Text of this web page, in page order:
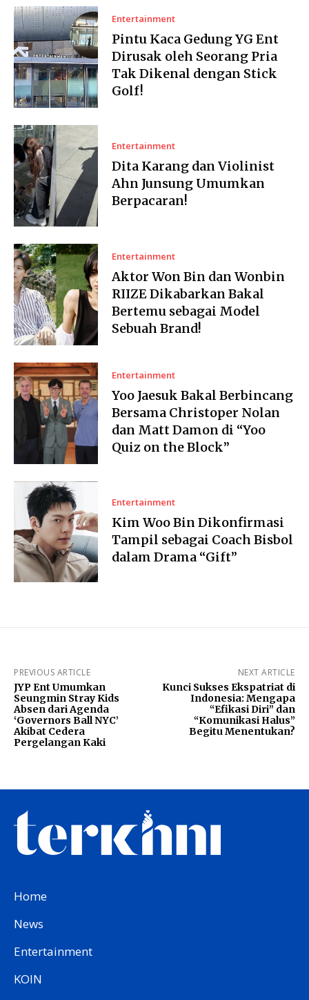
Entertainment
Pintu Kaca Gedung YG Ent
Dirusak oleh Seorang Pria
Tak Dikenal dengan Stick
Golf!
Entertainment
Dita Karang dan Violinist
Ahn Junsung Umumkan
Berpacaran!
Entertainment
Aktor Won Bin dan Wonbin
RIIZE Dikabarkan Bakal
Bertemu sebagai Model
Sebuah Brand!
Entertainment
Yoo Jaesuk Bakal Berbincang
Bersama Christoper Nolan
dan Matt Damon di “Yoo
Quiz on the Block”
Entertainment
Kim Woo Bin Dikonfirmasi
Tampil sebagai Coach Bisbol
dalam Drama “Gift”
PREVIOUS ARTICLE
JYP Ent Umumkan
Seungmin Stray Kids
Absen dari Agenda
‘Governors Ball NYC’
Akibat Cedera
Pergelangan Kaki
NEXT ARTICLE
Kunci Sukses Ekspatriat di
Indonesia: Mengapa
“Efikasi Diri” dan
“Komunikasi Halus”
Begitu Menentukan?
Home
News
Entertainment
KOIN